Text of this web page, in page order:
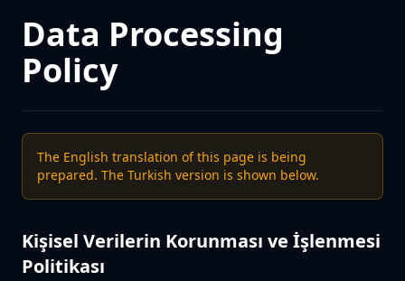
Data Processing
Policy
The English translation of this page is being
prepared. The Turkish version is shown below.
Kişisel Verilerin Korunması ve İşlenmesi
Politikası